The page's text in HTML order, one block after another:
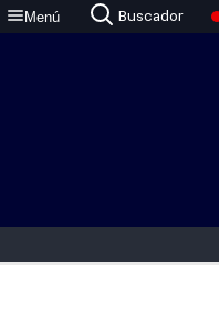
Menú Buscador